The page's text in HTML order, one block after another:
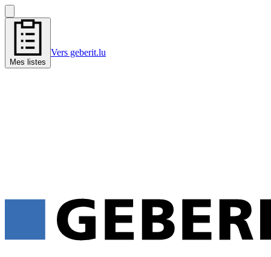
Mes listes
Vers geberit.lu